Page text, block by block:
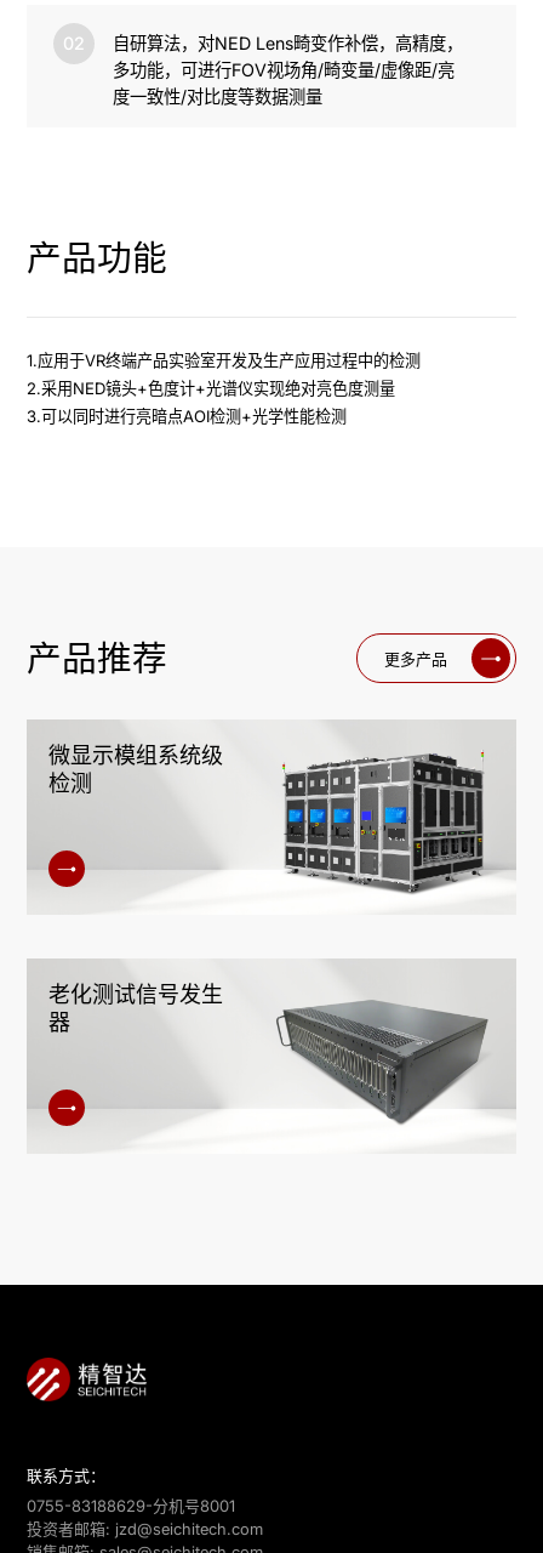
02
自研算法，对NED Lens畸变作补偿，高精度，
多功能，可进行FOV视场角/畸变量/虚像距/亮
度一致性/对比度等数据测量
产品功能
1.应用于VR终端产品实验室开发及生产应用过程中的检测
2.采用NED镜头+色度计+光谱仪实现绝对亮色度测量
3.可以同时进行亮暗点AOI检测+光学性能检测
产品推荐 更多产品
微显示模组系统级
检测
老化测试信号发生
器
联系方式：
0755-83188629-分机号8001
投资者邮箱: jzd@seichitech.com